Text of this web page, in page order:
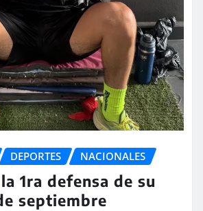
DEPORTES NACIONALES
1ra defensa de su
septiembre